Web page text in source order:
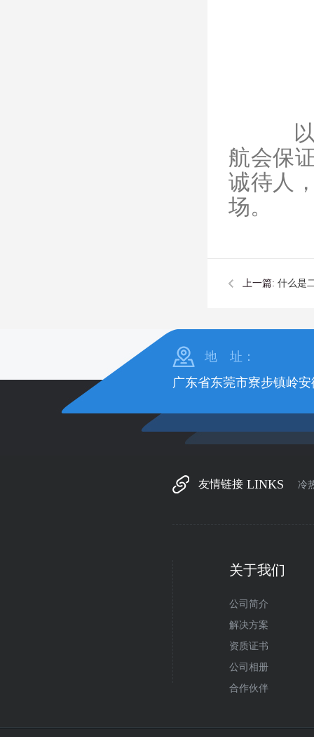
航会保
诚待人
场。
上一篇: 什么是
地 址：
广东省东莞市寮步镇岭
友情链接 LINKS 冷
关于我们
公司简介
解决方案
资质证书
公司相册
合作伙伴